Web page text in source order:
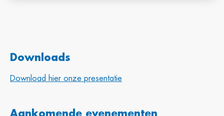
Downloads
Download hier onze presentatie
Aankomende evenementen